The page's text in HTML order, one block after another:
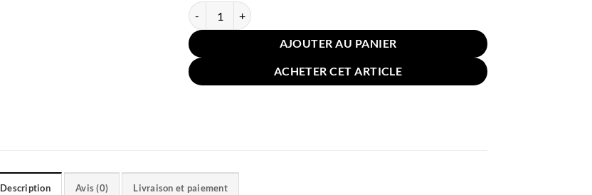
quantité de 3 Pots Roses Plastique à Épices Fantaisie Support
AJOUTER AU PANIER
ACHETER CET ARTICLE
Description Avis (0) Livraison et paiement